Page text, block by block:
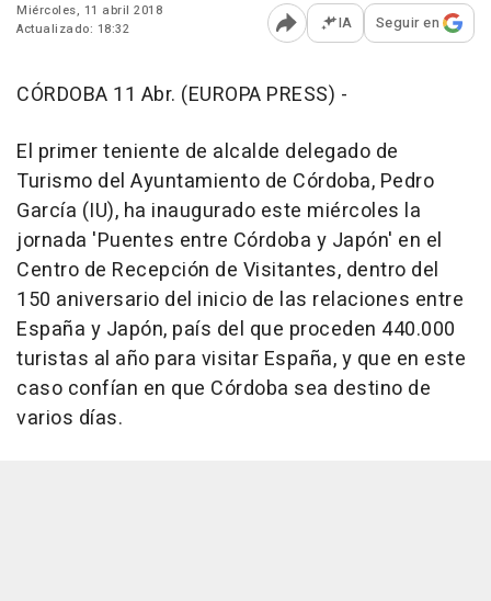
Miércoles, 11 abril 2018
Actualizado: 18:32
Abrir opciones para
IA Seguir en
CÓRDOBA 11 Abr. (EUROPA PRESS) -
El primer teniente de alcalde delegado de
Turismo del Ayuntamiento de Córdoba, Pedro
García (IU), ha inaugurado este miércoles la
jornada 'Puentes entre Córdoba y Japón' en el
Centro de Recepción de Visitantes, dentro del
150 aniversario del inicio de las relaciones entre
España y Japón, país del que proceden 440.000
turistas al año para visitar España, y que en este
caso confían en que Córdoba sea destino de
varios días.